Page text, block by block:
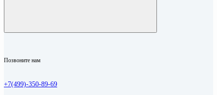
Позвоните нам
+7(499)-350-89-69